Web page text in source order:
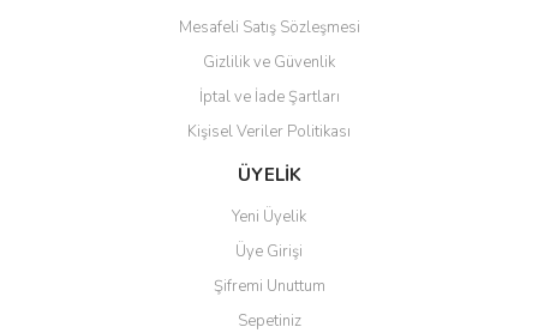
Mesafeli Satış Sözleşmesi
Gizlilik ve Güvenlik
İptal ve İade Şartları
Kişisel Veriler Politikası
ÜYELİK
Yeni Üyelik
Üye Girişi
Şifremi Unuttum
Sepetiniz